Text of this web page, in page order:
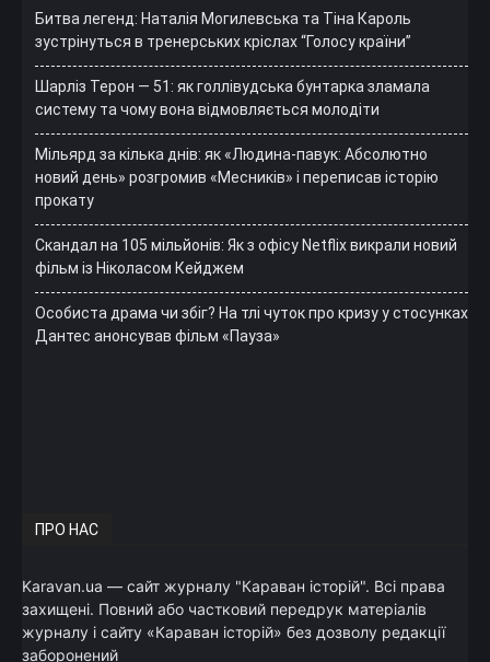
Битва легенд: Наталія Могилевська та Тіна Кароль
зустрінуться в тренерських кріслах “Голосу країни”
Шарліз Терон — 51: як голлівудська бунтарка зламала
систему та чому вона відмовляється молодіти
Мільярд за кілька днів: як «Людина-павук: Абсолютно
новий день» розгромив «Месників» і переписав історію
прокату
Скандал на 105 мільйонів: Як з офісу Netflix викрали новий
фільм із Ніколасом Кейджем
Особиста драма чи збіг? На тлі чуток про кризу у стосунках
Дантес анонсував фільм «Пауза»
ПРО НАС
Karavan.ua — сайт журналу "Караван історій". Всі права
захищені. Повний або частковий передрук матеріалів
журналу і сайту «Караван історій» без дозволу редакції
заборонений